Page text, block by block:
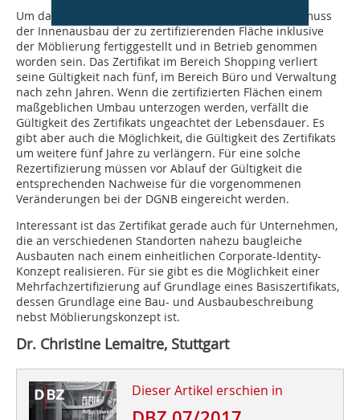
Um das DGNB Zertifikat für Innenräume zu erhalten, muss
der Innenausbau der zu zertifizierenden Fläche inklusive
der Möblierung fertiggestellt und in Betrieb genommen
worden sein. Das Zertifikat im Bereich Shopping verliert
seine Gültigkeit nach fünf, im Bereich Büro und Verwaltung
nach zehn Jahren. Wenn die zertifizierten Flächen einem
maßgeblichen Umbau unterzogen werden, verfällt die
Gültigkeit des Zertifikats ungeachtet der Lebensdauer. Es
gibt aber auch die Möglichkeit, die Gültigkeit des Zertifikats
um weitere fünf Jahre zu verlängern. Für eine solche
Rezertifizierung müssen vor Ablauf der Gültigkeit die
entsprechenden Nachweise für die vorgenommenen
Veränderungen bei der DGNB eingereicht werden.
Interessant ist das Zertifikat gerade auch für Unternehmen,
die an verschiedenen Standorten nahezu baugleiche
Ausbauten nach einem einheitlichen Corporate-Identity-
Konzept realisieren. Für sie gibt es die Möglichkeit einer
Mehrfachzertifizierung auf Grundlage eines Basiszertifikats,
dessen Grundlage eine Bau- und Ausbaubeschreibung
nebst Möblierungskonzept ist.
Dr. Christine Lemaitre, Stuttgart
Dieser Artikel erschien in